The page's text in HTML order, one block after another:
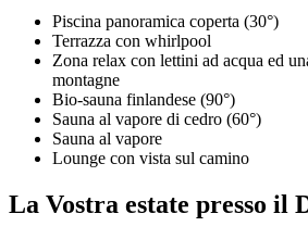
Piscina panoramica coperta (30°)
Terrazza con whirlpool
Zona relax con lettini ad acqua ed
montagne
Bio-sauna finlandese (90°)
Sauna al vapore di cedro (60°)
Sauna al vapore
Lounge con vista sul camino
La Vostra estate presso il